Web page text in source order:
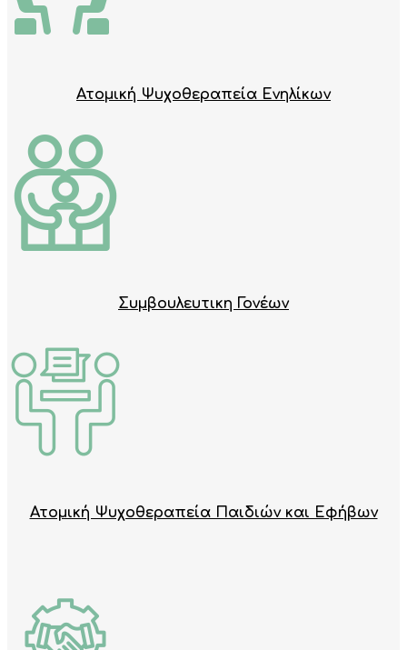
Ατομική Ψυχοθεραπεία Ενηλίκων
Συμβουλευτικη Γονέων
Ατομική Ψυχοθεραπεία Παιδιών και Εφήβων